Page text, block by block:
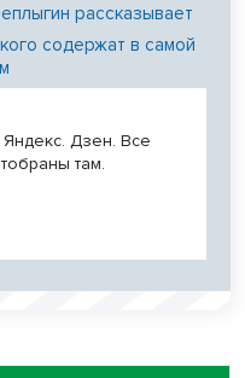
рассказывает
содержат в самой
Дзен. Все
там.